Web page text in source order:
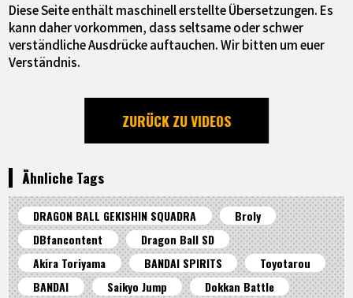
Diese Seite enthält maschinell erstellte Übersetzungen. Es
kann daher vorkommen, dass seltsame oder schwer
verständliche Ausdrücke auftauchen. Wir bitten um euer
Verständnis.
ZURÜCK ZU VIDEOS
Ähnliche Tags
DRAGON BALL GEKISHIN SQUADRA
Broly
DBfancontent
Dragon Ball SD
Akira Toriyama
BANDAI SPIRITS
Toyotarou
BANDAI
Saikyo Jump Dokkan Battle